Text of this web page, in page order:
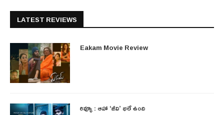
LATEST REVIEWS
Eakam Movie Review
రివ్యూ : ఆహా ‘జీవి’ భలే ఉంది